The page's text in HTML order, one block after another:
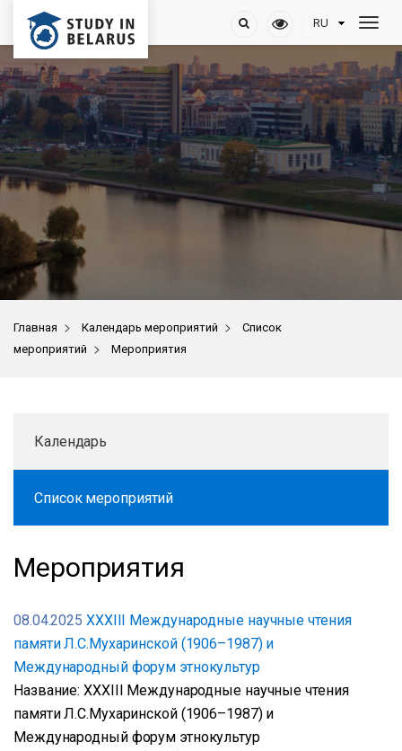
Главная > Календарь мероприятий >
Список
мероприятий > Мероприятия
Календарь
Список мероприятий
Мероприятия
08.04.2025 XXXIII Международные научные чтения
памяти Л.С.Мухаринской (1906–1987) и
Международный форум этнокультур
Название: XXXIII Международные научные чтения
памяти Л.С.Мухаринской (1906–1987) и
Международный форум этнокультур